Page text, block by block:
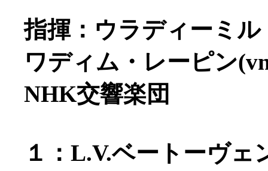
指揮：ウラディーミ
ワディム・レーピン
NHK交響楽団
１：L.V.ベートーヴ